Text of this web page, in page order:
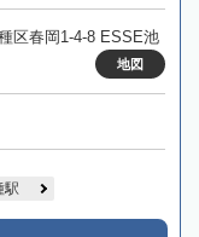
区春岡1-4-8 ESSE池
地図
駅